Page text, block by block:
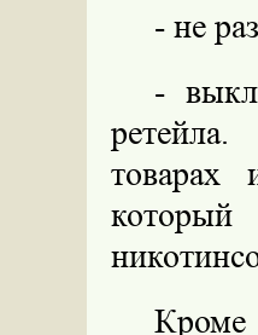
- не
-
товарах